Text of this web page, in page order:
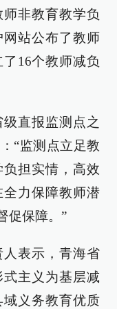
非教育教学负
站公布了教师
16个教师减负
直报监测点之
“监测点立足教
担实情，高效
力保障教师潜
促保障。”
表示，青海省
主义为基层减
义务教育优质